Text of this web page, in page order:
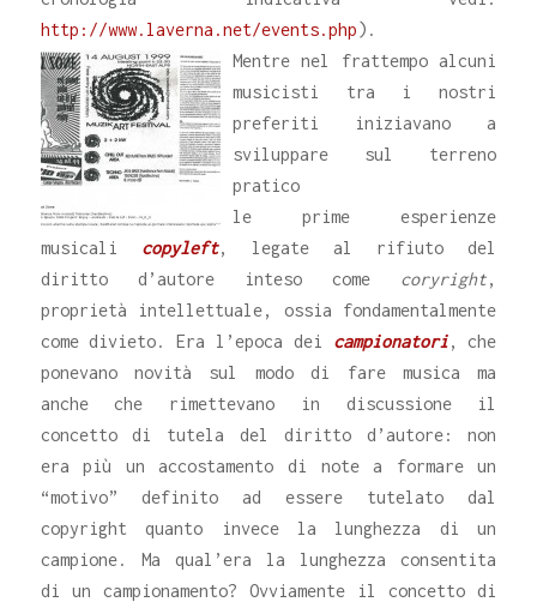
http://www.laverna.net/events.php).
Mentre nel frattempo alcuni
musicisti tra i nostri
preferiti iniziavano a
sviluppare sul terreno
pratico
le prime esperienze
musicali copyleft, legate al rifiuto del
diritto d’autore inteso come coryright,
proprietà intellettuale, ossia fondamentalmente
come divieto. Era l’epoca dei campionatori, che
ponevano novità sul modo di fare musica ma
anche che rimettevano in discussione il
concetto di tutela del diritto d’autore: non
era più un accostamento di note a formare un
“motivo” definito ad essere tutelato dal
copyright quanto invece la lunghezza di un
campione. Ma qual’era la lunghezza consentita
di un campionamento? Ovviamente il concetto di